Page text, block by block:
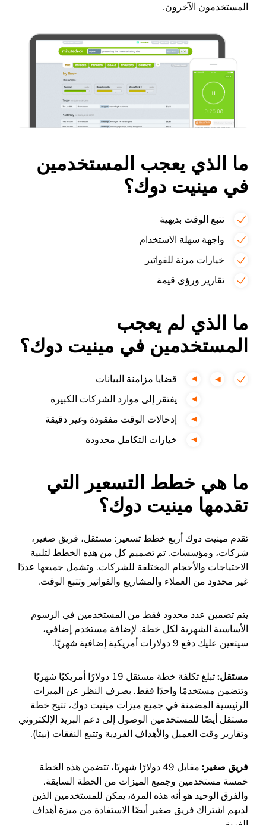
المستخدمون الآخرون.
ما الذي يعجب المستخدمين
في مينيت دوك؟
تتبع الوقت بديهية
واجهة سهلة الاستخدام
خيارات مرنة للفواتير
تقارير ورؤى قيمة
ما الذي لم يعجب
المستخدمين في مينيت دوك؟
قضايا مزامنة البيانات
يفتقر إلى موارد الشركات الكبيرة
إدخالات الوقت مفقودة وغير دقيقة
خيارات التكامل محدودة
ما هي خطط التسعير التي
تقدمها مينيت دوك؟
تقدم مينيت دوك أربع خطط تسعير: مستقل، فريق صغير،
شركات، ومؤسسات. تم تصميم كل من هذه الخطط لتلبية
الاحتياجات والأحجام المختلفة للشركات. وتشمل جميعها عددًا
غير محدود من العملاء والمشاريع والفواتير وتتبع الوقت.
يتم تضمين عدد محدود فقط من المستخدمين في الرسوم
الأساسية الشهرية لكل خطة. لإضافة مستخدم إضافي،
سيتعين عليك دفع 9 دولارات أمريكية إضافية شهريًا.
مستقل:
تبلغ تكلفة خطة مستقل 19 دولارًا أمريكيًا شهريًا
وتتضمن مستخدمًا واحدًا فقط. بصرف النظر عن الميزات
الرئيسية المضمنة في جميع ميزات مينيت دوك، تتيح خطة
مستقل أيضًا للمستخدمين الوصول إلى دعم البريد الإلكتروني
وتقارير وقت العميل والأهداف الفردية وتتبع النفقات (بيتا).
فريق صغير:
مقابل 49 دولارًا شهريًا، تتضمن هذه الخطة
خمسة مستخدمين وجميع الميزات من الخطة السابقة.
والفرق الوحيد هو أنه هذه المرة، يمكن للمستخدمين الذين
لديهم اشتراك فريق صغير أيضًا الاستفادة من ميزة أهداف